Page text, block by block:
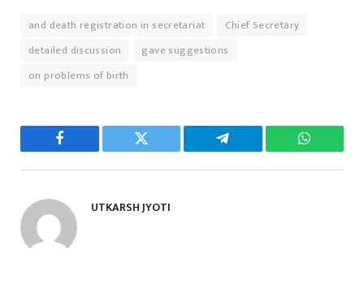
and death registration in secretariat
Chief Secretary
detailed discussion
gave suggestions
on problems of birth
Facebook Twitter Telegram
UTKARSH JYOTI